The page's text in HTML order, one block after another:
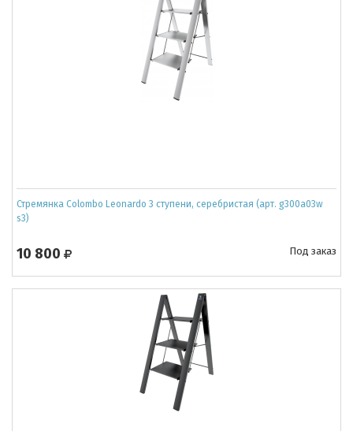
Стремянка Colombo Leonardo 3 ступени, серебристая (арт. g300a03w
s3)
10 800 Под заказ